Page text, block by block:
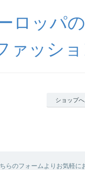
ロッパの
ァッショ
ショップ
らのフォームよりお気軽に